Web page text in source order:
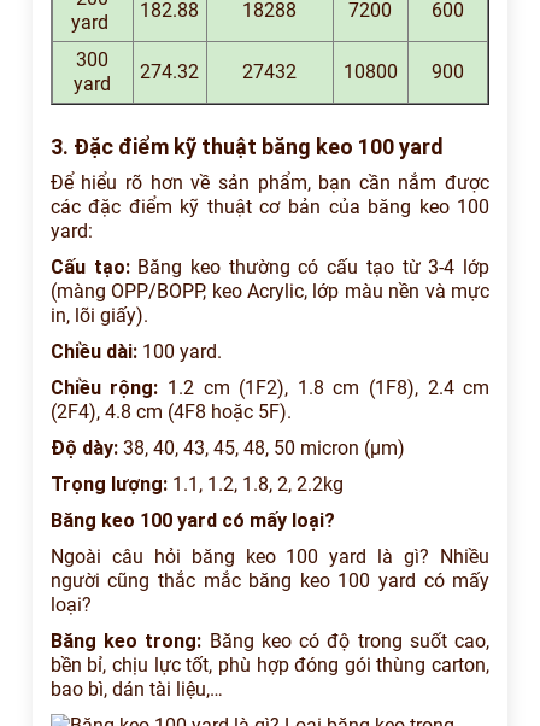
yard
182.88 18288 7200 600
300
yard
274.32 27432 10800 900
3. Đặc điểm kỹ thuật băng keo 100 yard
Để hiểu rõ hơn về sản phẩm, bạn cần nắm được
các đặc điểm kỹ thuật cơ bản của băng keo 100
yard:
Cấu tạo: Băng keo thường có cấu tạo từ 3-4 lớp
(màng OPP/BOPP, keo Acrylic, lớp màu nền và mực
in, lõi giấy).
Chiều dài:100 yard.
Chiều rộng: 1.2 cm (1F2), 1.8 cm (1F8), 2.4 cm
(2F4), 4.8 cm (4F8 hoặc 5F).
Độ dày:38, 40, 43, 45, 48, 50 micron (µm)
Trọng lượng:1.1, 1.2, 1.8, 2, 2.2kg
Băng keo 100 yard có mấy loại?
Ngoài câu hỏi băng keo 100 yard là gì? Nhiều
người cũng thắc mắc băng keo 100 yard có mấy
loại?
Băng keo trong: Băng keo có độ trong suốt cao,
bền bỉ, chịu lực tốt, phù hợp đóng gói thùng carton,
bao bì, dán tài liệu,…